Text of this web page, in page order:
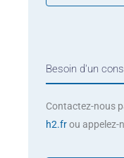
Besoin d'un
Contactez-nous
h2.frou appelez-